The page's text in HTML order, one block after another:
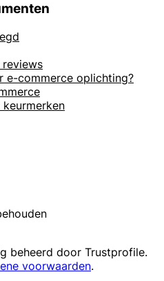
e-commerce oplichting?
beheerd door Trustprofile.
voorwaarden.